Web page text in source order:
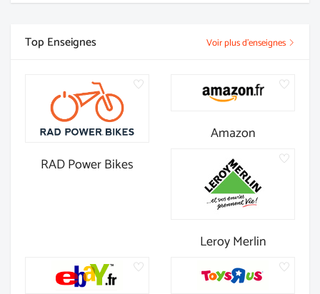
Top Enseignes Voir plus d'enseignes
RAD Power Bikes
Amazon
Leroy Merlin